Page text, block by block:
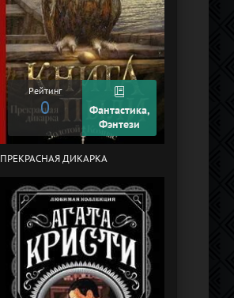
Рейтинг
0
Фантастика,
Фэнтези
ПРЕКРАСНАЯ ДИКАРКА